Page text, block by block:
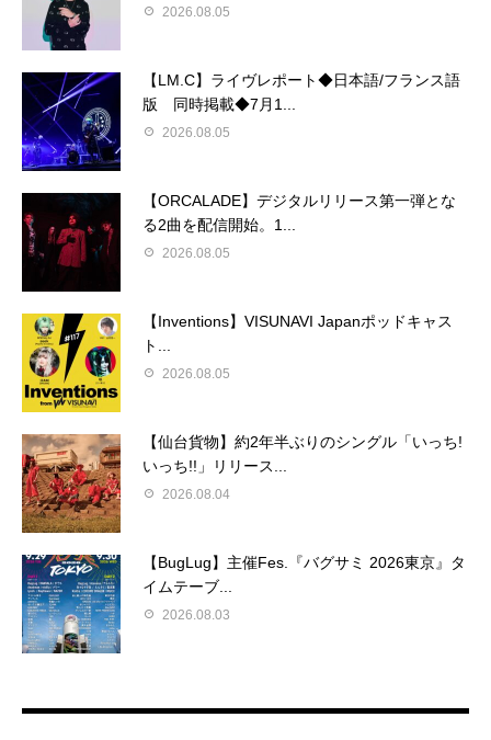
2026.08.05
【LM.C】ライヴレポート◆日本語/フランス語
版 同時掲載◆7月1...
2026.08.05
【ORCALADE】デジタルリリース第一弾とな
る2曲を配信開始。1...
2026.08.05
【Inventions】VISUNAVI Japanポッドキャス
ト...
2026.08.05
【仙台貨物】約2年半ぶりのシングル「いっち!
いっち!!」リリース...
2026.08.04
【BugLug】主催Fes.『バグサミ 2026東京』タ
イムテーブ...
2026.08.03